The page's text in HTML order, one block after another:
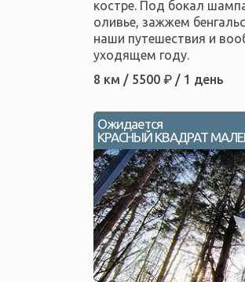
костре. Под бокал
оливье, зажжем
наши путешествия и
уходящем году.
8 км / 5500 ₽ / 1 день
Ожидается
КРАСНЫЙ КВАДРАТ